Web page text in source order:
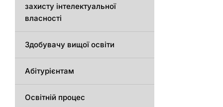
захисту інтелектуальної
власності
Здобувачу вищої освіти
Абітурієнтам
Освітній процес